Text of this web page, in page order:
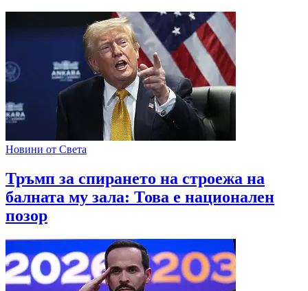
Новини от Света
Тръмп за спирането на строежа на
балната му зала: Това е национален
позор